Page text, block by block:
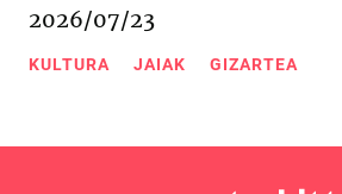
2026/07/23
KULTURA JAIAK GIZARTEA